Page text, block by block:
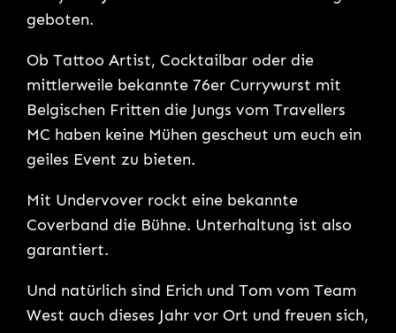
geboten.
Ob Tattoo Artist, Cocktailbar oder die
mittlerweile bekannte 76er Currywurst mit
Belgischen Fritten die Jungs vom Travellers
MC haben keine Mühen gescheut um euch ein
geiles Event zu bieten.
Mit Undervover rockt eine bekannte
Coverband die Bühne. Unterhaltung ist also
garantiert.
Und natürlich sind Erich und Tom vom Team
West auch dieses Jahr vor Ort und freuen sich,